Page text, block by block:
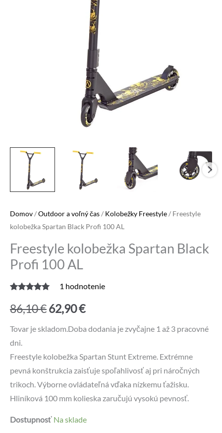
Domov/Outdoor a voľný čas/ Kolobežky Freestyle/ Freestyle
kolobežka Spartan Black Profi 100 AL
Freestyle kolobežka Spartan Black
Profi 100 AL
5.00
z 5 na
základe
recenzie
1 hodnotenie
86,10€Pôvodná
cena
bola:
86,10 €.
62,90€Aktuálna
cena
je:
62,90 €.
Tovar je skladom.Doba dodania je zvyčajne 1 až 3 pracovné
dni.
Freestyle kolobežka Spartan Stunt Extreme. Extrémne
pevná konštrukcia zaisťuje spoľahlivosť aj pri náročných
trikoch. Výborne ovládateľná vďaka nízkemu ťažisku.
Hliníková 100 mm kolieska zaručujú vysokú pevnosť.
Dostupnosť Na sklade